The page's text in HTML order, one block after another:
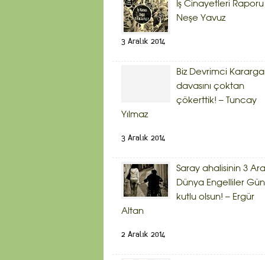
İş Cinayetleri Raporu
Neşe Yavuz
3 Aralık 2014
Biz Devrimci
davasını çoktan
çökerttik! – Tuncay
Yılmaz
3 Aralık 2014
Saray ahalisinin 3
Dünya Engelliler
kutlu olsun! – Ergür
Altan
2 Aralık 2014